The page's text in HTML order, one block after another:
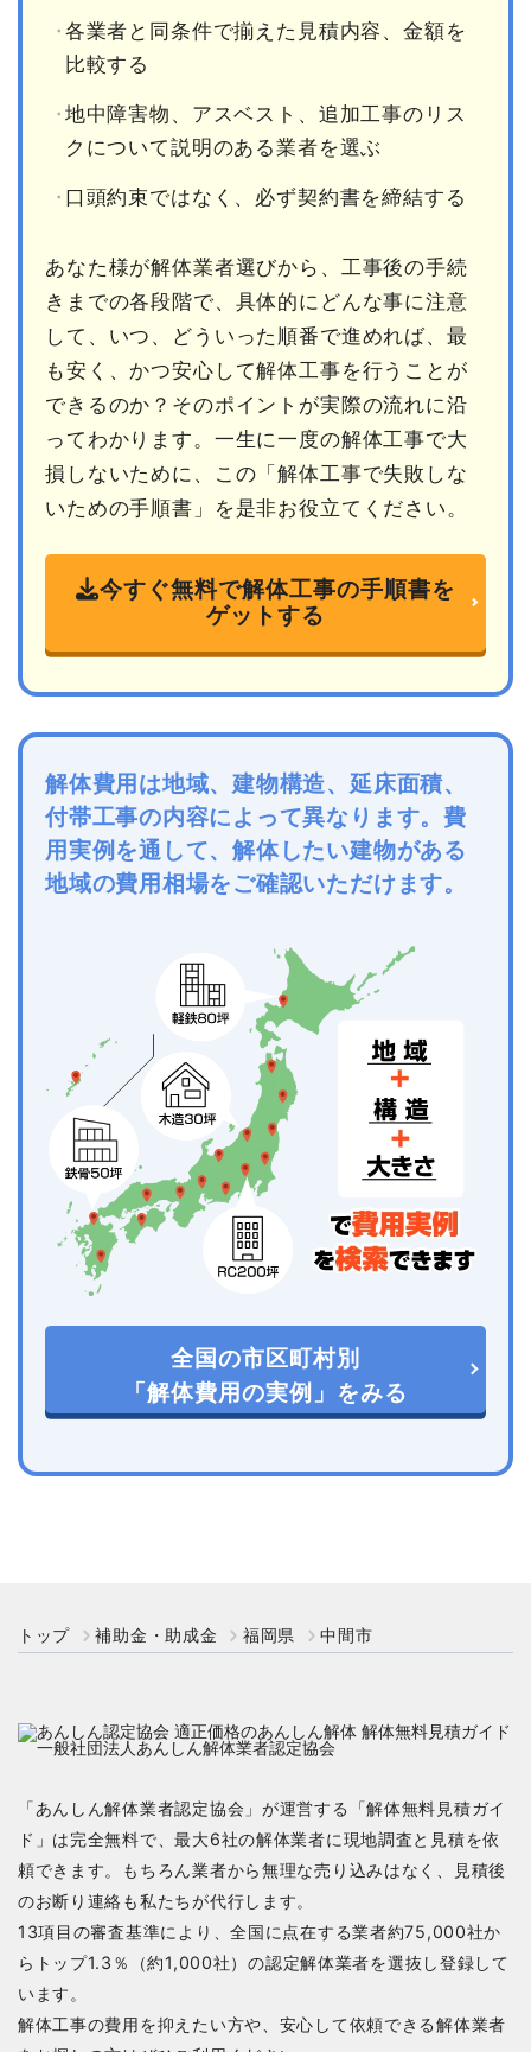
各業者と同条件で揃えた見積内容、金額を
比較する
地中障害物、アスベスト、追加工事のリス
クについて説明のある業者を選ぶ
口頭約束ではなく、必ず契約書を締結する
あなた様が解体業者選びから、工事後の手続
きまでの各段階で、具体的にどんな事に注意
して、いつ、どういった順番で進めれば、最
も安く、かつ安心して解体工事を行うことが
できるのか？そのポイントが実際の流れに沿
ってわかります。一生に一度の解体工事で大
損しないために、この「解体工事で失敗しな
いための手順書」を是非お役立てください。
今すぐ無料で解体工事の手順書を
ゲットする
解体費用は地域、建物構造、延床面積、
付帯工事の内容によって異なります。費
用実例を通して、解体したい建物がある
地域の費用相場をご確認いただけます。
全国の市区町村別
「解体費用の実例」をみる
トップ 補助金・助成金 福岡県 中間市
「あんしん解体業者認定協会」が運営する「解体無料見積ガイ
ド」は完全無料で、最大6社の解体業者に現地調査と見積を依
頼できます。もちろん業者から無理な売り込みはなく、見積後
のお断り連絡も私たちが代行します。
13項目の審査基準により、全国に点在する業者約75,000社か
らトップ1.3％（約1,000社）の認定解体業者を選抜し登録して
います。
解体工事の費用を抑えたい方や、安心して依頼できる解体業者